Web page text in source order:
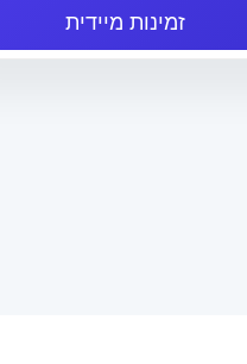
זמינות מיידית